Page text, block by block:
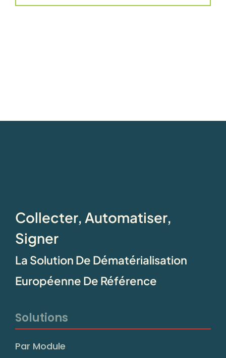
Collecter, Automatiser,
Signer
La Solution De Dématérialisation
Européenne De Référence
Solutions
Par Module